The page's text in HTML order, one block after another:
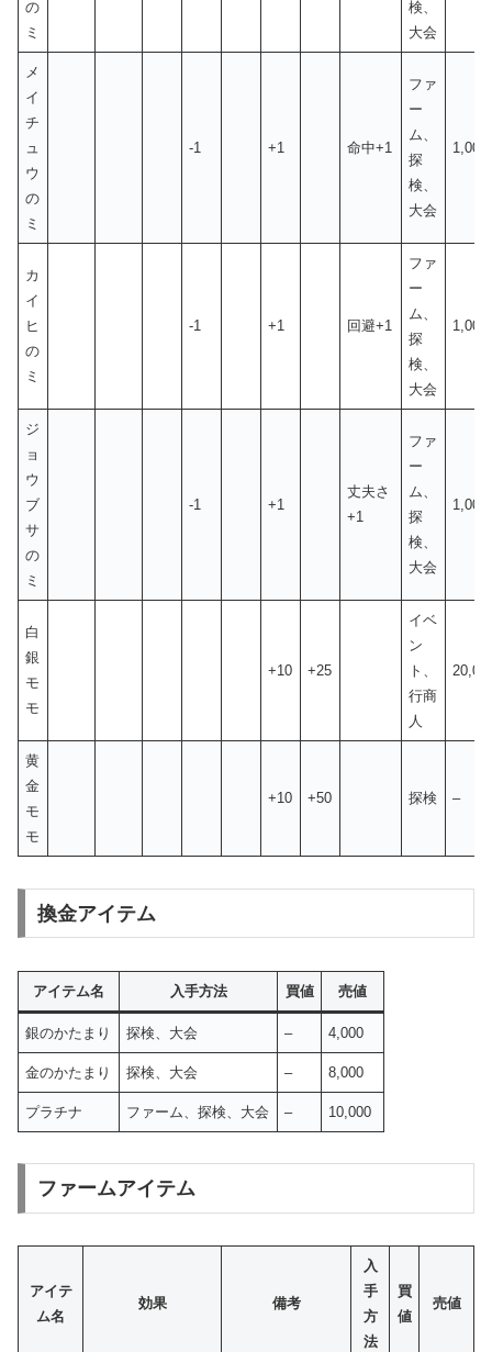
の
ミ
検、
大会
メ
イ
チ
ュ
ウ
の
ミ
-1 +1 命中+1
ファ
ー
ム、
探
検、
大会
1,000
カ
イ
ヒ
の
ミ
-1 +1 回避+1
ファ
ー
ム、
探
検、
大会
1,000
ジ
ョ
ウ
ブ
サ
の
ミ
-1 +1
丈夫さ
+1
ファ
ー
ム、
探
検、
大会
1,000
白
銀
モ
モ
+10 +25
イベ
ン
ト、
行商
人
黄
金
モ
モ
+10 +50 探検 –
換金アイテム
アイテム名 入手方法 買値 売値
銀のかたまり 探検、大会 – 4,000
金のかたまり 探検、大会 – 8,000
プラチナ ファーム、探検、大会 – 10,000
ファームアイテム
アイテ
ム名
効果 備考
入
手
方
法
買
値
売値